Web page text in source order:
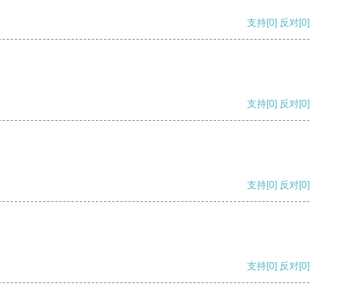
支持[0] 反对[0]
支持[0] 反对[0]
支持[0] 反对[0]
支持[0] 反对[0]